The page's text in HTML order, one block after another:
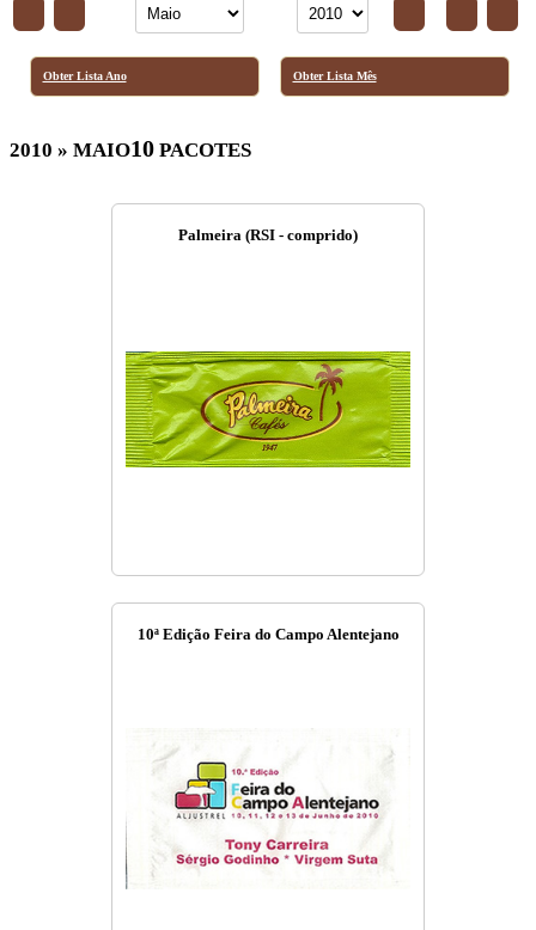
Obter Lista Ano Obter Lista Mês
2010 » MAIO10 PACOTES
Palmeira (RSI - comprido)
10ª Edição Feira do Campo Alentejano